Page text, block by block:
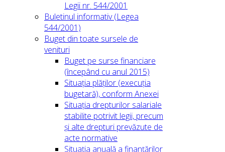
Legii nr. 544/2001
Buletinul informativ (Legea
544/2001)
Buget din toate sursele de
venituri
Buget pe surse financiare
(începând cu anul 2015)
Situația plăților (execuția
bugetară), conform Anexei
Situația drepturilor salariale
stabilite potrivit legii, precum
și alte drepturi prevăzute de
acte normative
Situația anuală a finanțărilor